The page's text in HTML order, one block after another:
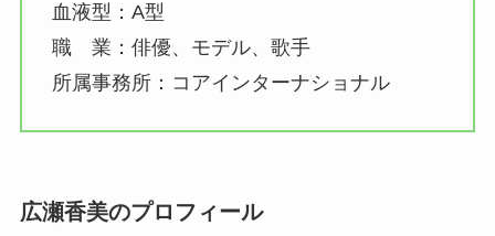
血液型：A型
職 業：俳優、モデル、歌手
所属事務所：コアインターナショナル
広瀬香美のプロフィール